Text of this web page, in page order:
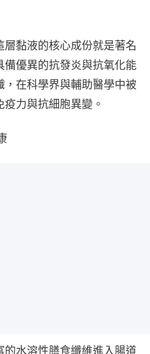
黏液的核心成份就是著名
備優異的抗發炎與抗氧化能
在科學界與輔助醫學中被
力與抗細胞異變。
的水溶性膳食纖維進入腸道